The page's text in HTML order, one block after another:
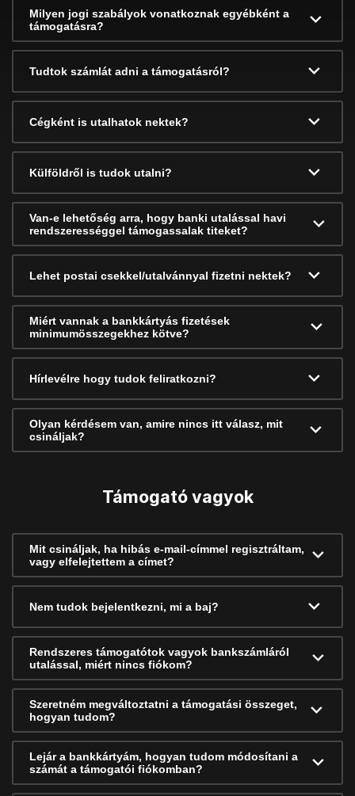
Milyen jogi szabályok vonatkoznak egyébként a
támogatásra?
Tudtok számlát adni a támogatásról?
Cégként is utalhatok nektek?
Külföldről is tudok utalni?
Van-e lehetőség arra, hogy banki utalással havi
rendszerességgel támogassalak titeket?
Lehet postai csekkel/utalvánnyal fizetni nektek?
Miért vannak a bankkártyás fizetések
minimumösszegekhez kötve?
Hírlevélre hogy tudok feliratkozni?
Olyan kérdésem van, amire nincs itt válasz, mit
csináljak?
Támogató vagyok
Mit csináljak, ha hibás e-mail-címmel regisztráltam,
vagy elfelejtettem a címet?
Nem tudok bejelentkezni, mi a baj?
Rendszeres támogatótok vagyok bankszámláról
utalással, miért nincs fiókom?
Szeretném megváltoztatni a támogatási összeget,
hogyan tudom?
Lejár a bankkártyám, hogyan tudom módosítani a
számát a támogatói fiókomban?